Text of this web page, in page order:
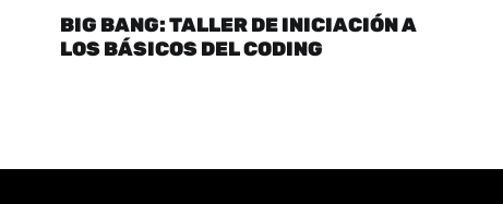
BIG BANG: TALLER DE INICIACIÓN A
LOS BÁSICOS DEL CODING